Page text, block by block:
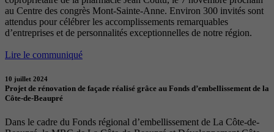
au Centre des congrès Mont-Sainte-Anne. Environ 300 invités sont
attendus pour célébrer les accomplissements remarquables
d’entreprises et de personnalités exceptionnelles de notre région.
Lire le communiqué
10 juillet 2024
Projet de rénovation de façade réalisé grâce au Fonds d’embellissement de la
Côte-de-Beaupré
Dans le cadre du Fonds régional d’embellissement de La Côte-de-